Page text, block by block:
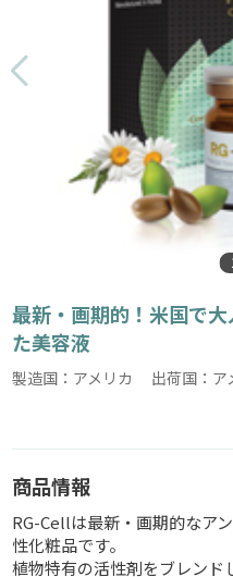
最新・画期的！米国で
た美容液
製造国：アメリカ 出荷国：ア
商品情報
RG-Cellは最新・画期的なア
性化粧品です。
植物特有の活性剤をブレンド